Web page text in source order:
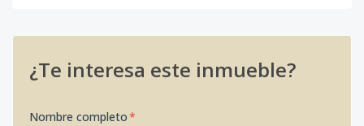
¿Te interesa este inmueble?
Nombre completo*